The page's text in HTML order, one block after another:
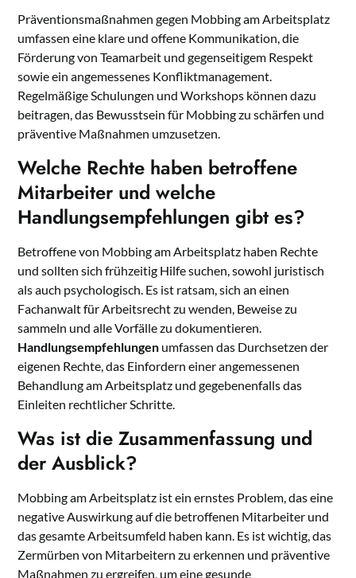
Präventionsmaßnahmen gegen Mobbing am Arbeitsplatz
umfassen eine klare und offene Kommunikation, die
Förderung von Teamarbeit und gegenseitigem Respekt
sowie ein angemessenes Konfliktmanagement.
Regelmäßige Schulungen und Workshops können dazu
beitragen, das Bewusstsein für Mobbing zu schärfen und
präventive Maßnahmen umzusetzen.
Welche Rechte haben betroffene
Mitarbeiter und welche
Handlungsempfehlungen gibt es?
Betroffene von Mobbing am Arbeitsplatz haben Rechte
und sollten sich frühzeitig Hilfe suchen, sowohl juristisch
als auch psychologisch. Es ist ratsam, sich an einen
Fachanwalt für Arbeitsrecht zu wenden, Beweise zu
sammeln und alle Vorfälle zu dokumentieren.
Handlungsempfehlungen umfassen das Durchsetzen der
eigenen Rechte, das Einfordern einer angemessenen
Behandlung am Arbeitsplatz und gegebenenfalls das
Einleiten rechtlicher Schritte.
Was ist die Zusammenfassung und
der Ausblick?
Mobbing am Arbeitsplatz ist ein ernstes Problem, das eine
negative Auswirkung auf die betroffenen Mitarbeiter und
das gesamte Arbeitsumfeld haben kann. Es ist wichtig, das
Zermürben von Mitarbeitern zu erkennen und präventive
Maßnahmen zu ergreifen, um eine gesunde